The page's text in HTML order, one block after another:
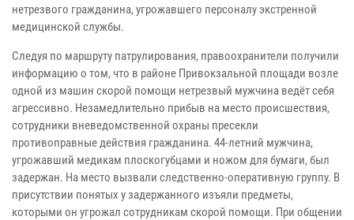
нетрезвого гражданина, угрожавшего персоналу экстренной
медицинской службы.
Следуя по маршруту патрулирования, правоохранители получили
информацию о том, что в районе Привокзальной площади возле
одной из машин скорой помощи нетрезвый мужчина ведёт себя
агрессивно. Незамедлительно прибыв на место происшествия,
сотрудники вневедомственной охраны пресекли
противоправные действия гражданина. 44-летний мужчина,
угрожавший медикам плоскогубцами и ножом для бумаги, был
задержан. На место вызвали следственно-оперативную группу. В
присутствии понятых у задержанного изъяли предметы,
которыми он угрожал сотрудникам скорой помощи. При общении